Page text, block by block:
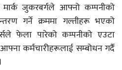
जुकरबर्गले आफ्नो कम्पनीको
गर्ने क्रममा गल्तीहरू भएको
फेला पारेको कम्पनीको एउटा
कर्मचारीहरूलाई सम्बोधन गर्दै